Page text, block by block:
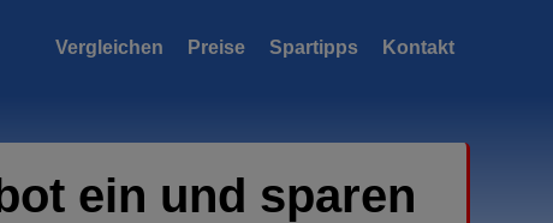
Vergleichen Preise Spartipps Kontakt
ein und sparen